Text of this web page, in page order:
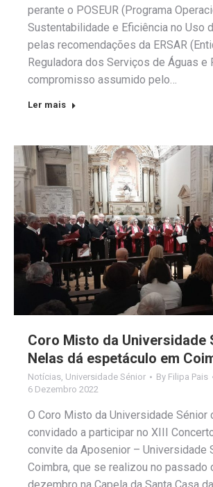
perante o POSEUR (Programa
Sustentabilidade e Eficiência no Uso
pelas recomendações da ERSAR
Reguladora dos Serviços de Águas e
compromisso assumido pelo…
Ler mais
Coro Misto da Universidade
Nelas dá espetáculo em
Notícias Universidade Sénior By Filipa Pais
6 Dezembro 2022
O Coro Misto da Universidade Sénior
convidado a participar no XIII
convite da Aposenior – Universidade
Coimbra, que se realizou no passado